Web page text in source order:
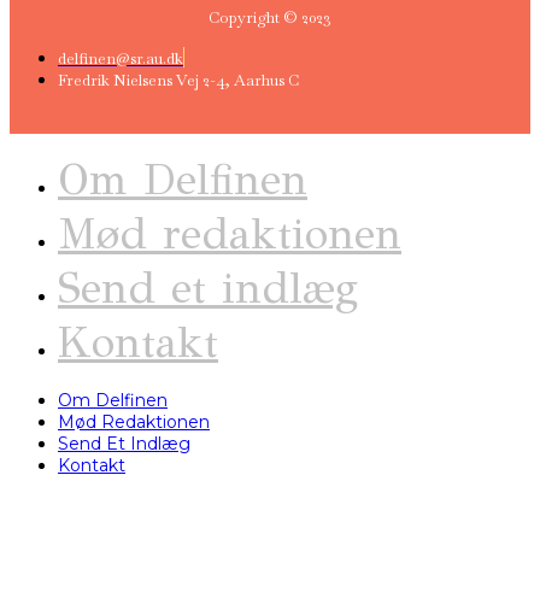
Copyright © 2023
delfinen@sr.au.dk
Fredrik Nielsens Vej 2-4, Aarhus C
Om Delfinen
Mød redaktionen
Send et indlæg
Kontakt
Om Delfinen
Mød Redaktionen
Send Et Indlæg
Kontakt